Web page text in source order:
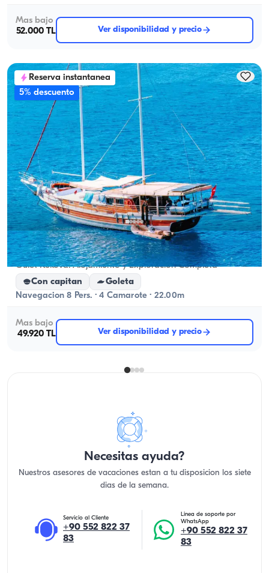
Mas bajo
52.000 TL
Ver disponibilidad y precio
Reserva instantanea
5% descuento
Kekova, Antalya Barco nuevo
Gulet Kekova: Alojamiento y Exploración Completa
Con capitan
Goleta
Navegacion 8 Pers. · 4 Camarote · 22.00m
Mas bajo
49.920 TL
Ver disponibilidad y precio
Necesitas ayuda?
Nuestros asesores de vacaciones estan a tu disposicion los siete
dias de la semana.
Servicio al Cliente
+90 552 822 37
83
Linea de soporte por
WhatsApp
+90 552 822 37
83